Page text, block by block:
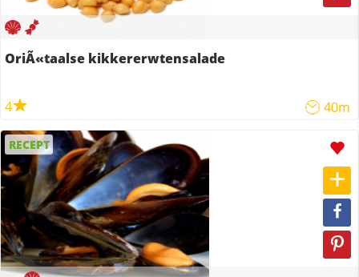
OriÃ«taalse kikkererwtensalade
4 40m
RECEPT